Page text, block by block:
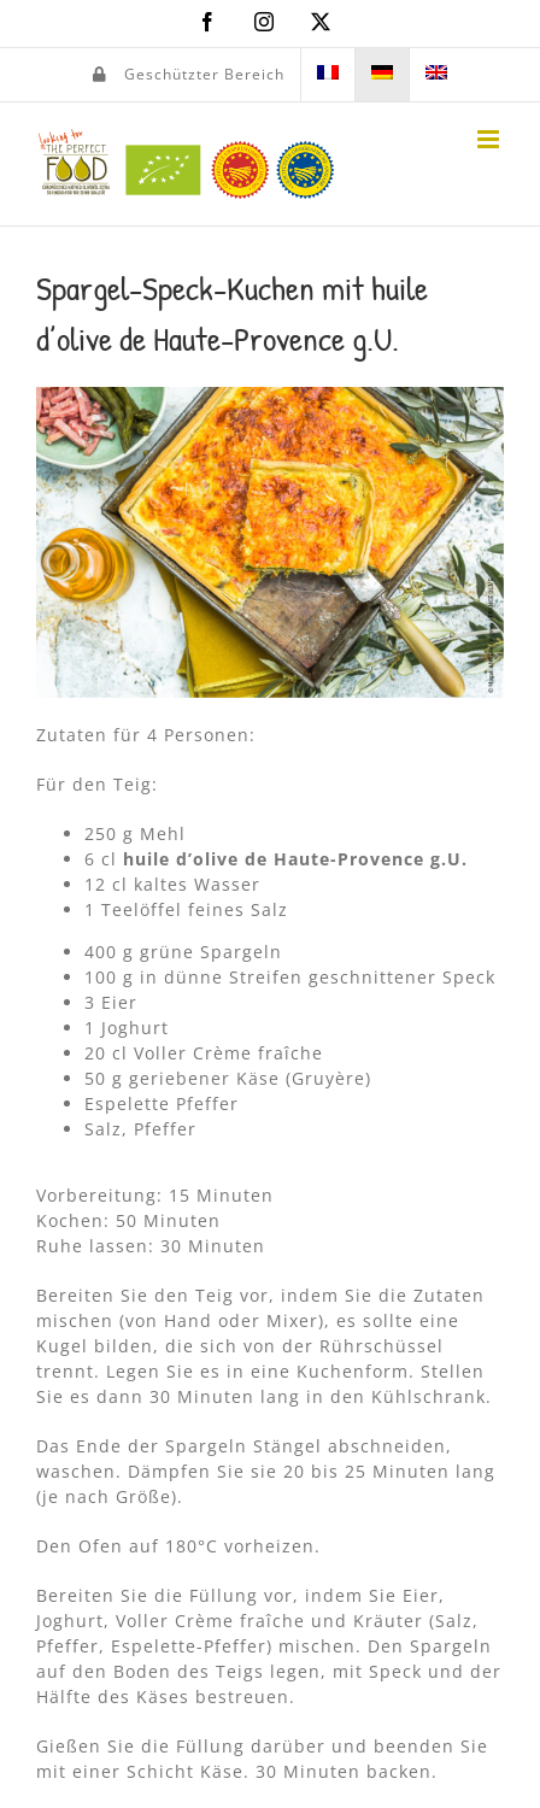
FacebookInstagram
Geschützter Bereich
Spargel-Speck-Kuchen mit huile
d’olive de Haute-Provence g.U.
Zutaten für 4 Personen:
Für den Teig:
250 g Mehl
6 cl huile d’olive de Haute-Provence g.U.
12 cl kaltes Wasser
1 Teelöffel feines Salz
400 g grüne Spargeln
100 g in dünne Streifen geschnittener Speck
3 Eier
1 Joghurt
20 cl Voller Crème fraîche
50 g geriebener Käse (Gruyère)
Espelette Pfeffer
Salz, Pfeffer
Vorbereitung: 15 Minuten
Kochen: 50 Minuten
Ruhe lassen: 30 Minuten
Bereiten Sie den Teig vor, indem Sie die Zutaten
mischen (von Hand oder Mixer), es sollte eine
Kugel bilden, die sich von der Rührschüssel
trennt. Legen Sie es in eine Kuchenform. Stellen
Sie es dann 30 Minuten lang in den Kühlschrank.
Das Ende der Spargeln Stängel abschneiden,
waschen. Dämpfen Sie sie 20 bis 25 Minuten lang
(je nach Größe).
Den Ofen auf 180°C vorheizen.
Bereiten Sie die Füllung vor, indem Sie Eier,
Joghurt, Voller Crème fraîche und Kräuter (Salz,
Pfeffer, Espelette-Pfeffer) mischen. Den Spargeln
auf den Boden des Teigs legen, mit Speck und der
Hälfte des Käses bestreuen.
Gießen Sie die Füllung darüber und beenden Sie
mit einer Schicht Käse. 30 Minuten backen.